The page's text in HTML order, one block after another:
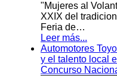
"Mujeres al
XXIX del
Feria de…
Leer más...
Automotores
y el talento local
Concurso